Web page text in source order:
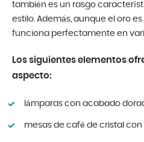
también es un rasgo
estilo. Además, aunque el oro
funciona perfectamente en
Los siguientes elementos
aspecto:
lámparas con acabado
mesas de café de cristal